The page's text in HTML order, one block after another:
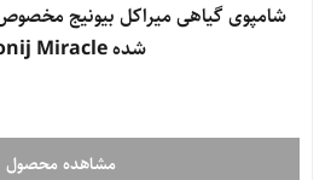
شامپوی گیاهی میراکل بیونیج
شده Bionij Miracle
مشاهده محصول